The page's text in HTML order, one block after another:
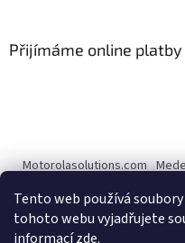
Tento web používá
tohoto webu vyjadřujete
informací zde.
Přijímáme online platby
Motorolasolutions.com